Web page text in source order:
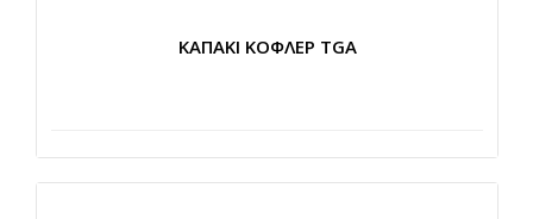
ΚΑΠΑΚΙ ΚΟΦΛΕΡ TGA